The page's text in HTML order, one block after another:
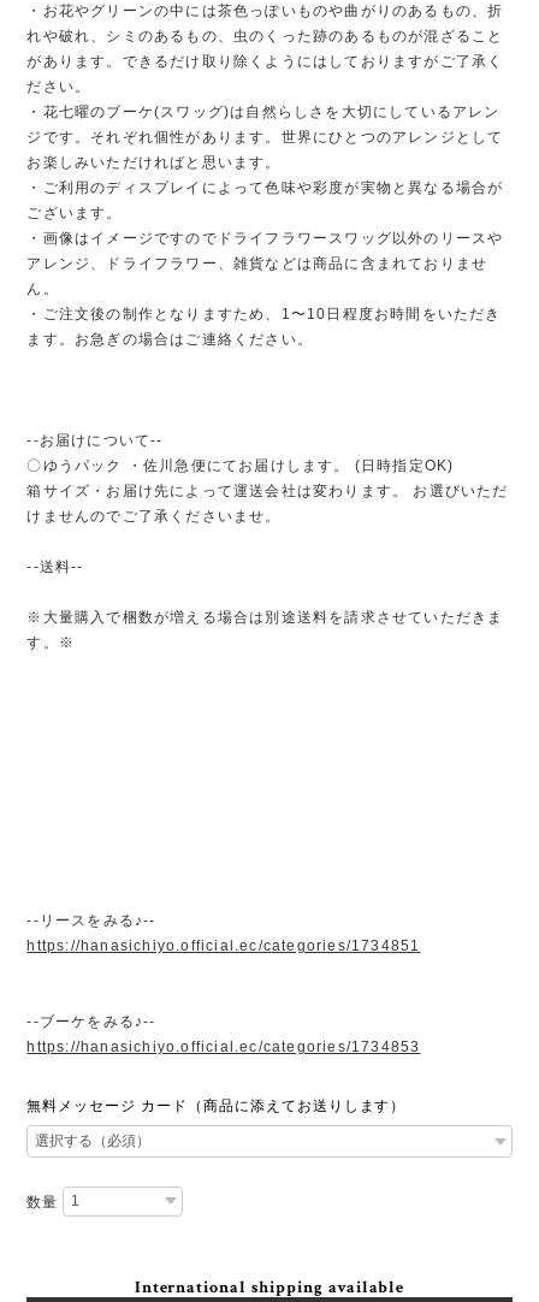
・お花やグリーンの中には茶色っぽいものや曲がりのあるもの、折
れや破れ、シミのあるもの、虫のくった跡のあるものが混ざること
があります。できるだけ取り除くようにはしておりますがご了承く
ださい。
・花七曜のブーケ(スワッグ)は自然らしさを大切にしているアレン
ジです。それぞれ個性があります。世界にひとつのアレンジとして
お楽しみいただければと思います。
・ご利用のディスプレイによって色味や彩度が実物と異なる場合が
ございます。
・画像はイメージですのでドライフラワースワッグ以外のリースや
アレンジ、ドライフラワー、雑貨などは商品に含まれておりませ
ん。
・ご注文後の制作となりますため、1〜10日程度お時間をいただき
ます。お急ぎの場合はご連絡ください。
--お届けについて--
〇ゆうパック ・佐川急便にてお届けします。 (日時指定OK)
箱サイズ・お届け先によって運送会社は変わります。 お選びいただ
けませんのでご了承くださいませ。
--送料--
※大量購入で梱数が増える場合は別途送料を請求させていただきま
す。※
--リースをみる♪--
https://hanasichiyo.official.ec/categories/1734851
--ブーケをみる♪--
https://hanasichiyo.official.ec/categories/1734853
無料メッセージ カード（商品に添えてお送りします）
数量
International shipping available